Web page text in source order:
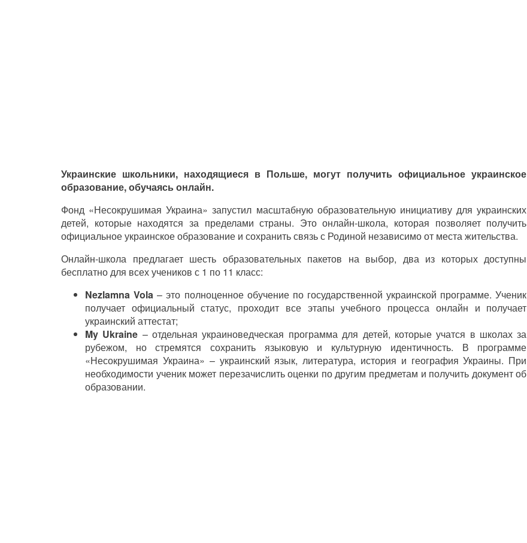
Украинские школьники, находящиеся в Польше, могут получить официальное украинское
образование, обучаясь онлайн.
Фонд «Несокрушимая Украина» запустил масштабную образовательную инициативу для украинских
детей, которые находятся за пределами страны. Это онлайн-школа, которая позволяет получить
официальное украинское образование и сохранить связь с Родиной независимо от места жительства.
Онлайн-школа предлагает шесть образовательных пакетов на выбор, два из которых доступны
бесплатно для всех учеников с 1 по 11 класс:
Nezlamna Vola – это полноценное обучение по государственной украинской программе. Ученик
получает официальный статус, проходит все этапы учебного процесса онлайн и получает
украинский аттестат;
My Ukraine –отдельная украиноведческая программа для детей, которые учатся в школах за
рубежом, но стремятся сохранить языковую и культурную идентичность. В программе
«Несокрушимая Украина» – украинский язык, литература, история и география Украины. При
необходимости ученик может перезачислить оценки по другим предметам и получить документ об
образовании.